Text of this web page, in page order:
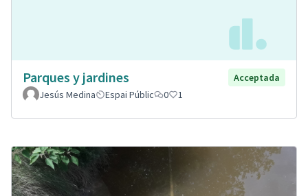
Parques y jardines
Acceptada
Jesús Medina
Espai Públic 0 1